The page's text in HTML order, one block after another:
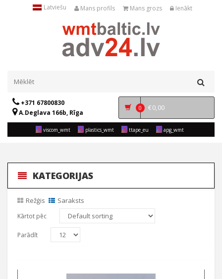
Latviešu Mans profils Mans grozs Ienākt
+371 67800830
A.Deglava 166b, Rīga
0 €0,00
viscom_wmt plastics_wmt ttape_eu apg_wmt
KATEGORIJAS
Režģis Saraksts
Kārtot pēc
Parādīt